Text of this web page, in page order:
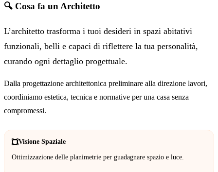
🔍 Cosa fa un Architetto
L’architetto trasforma i tuoi desideri in spazi abitativi
funzionali, belli e capaci di riflettere la tua personalità,
curando ogni dettaglio progettuale.
Dalla progettazione architettonica preliminare alla direzione lavori,
coordiniamo estetica, tecnica e normative per una casa senza
compromessi.
Visione Spaziale
Ottimizzazione delle planimetrie per guadagnare spazio e luce.